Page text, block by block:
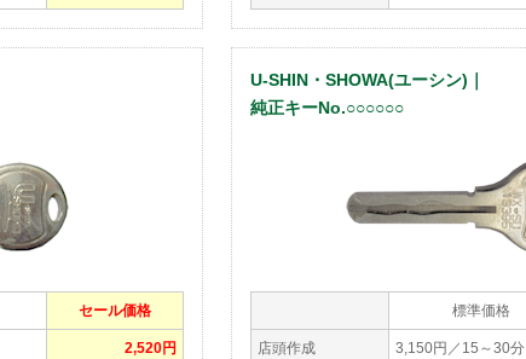
セール価格
2,520円
U-SHIN・SHOWA(ユーシン)｜
純正キーNo.○○○○○○
標準価格
店頭作成 3,150円／15～30分